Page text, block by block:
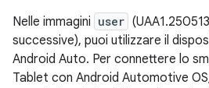
Nelle immagini user
successive), puoi utilizzare il
Android Auto. Per connettere lo
Tablet con Android Automotive